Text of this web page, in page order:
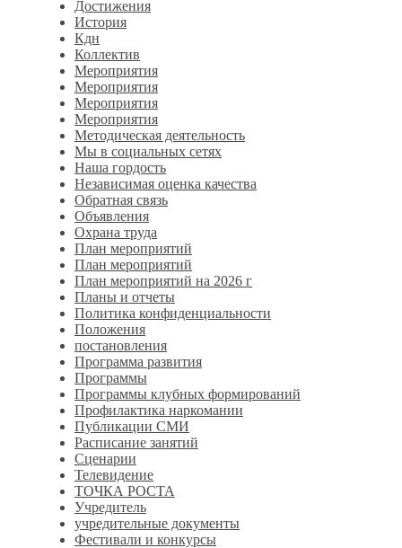
Достижения
История
Кдн
Коллектив
Мероприятия
Мероприятия
Мероприятия
Мероприятия
Методическая деятельность
Мы в социальных сетях
Наша гордость
Независимая оценка качества
Обратная связь
Объявления
Охрана труда
План мероприятий
План мероприятий
План мероприятий на 2026 г
Планы и отчеты
Политика конфиденциальности
Положения
постановления
Программа развития
Программы
Программы клубных формирований
Профилактика наркомании
Публикации СМИ
Расписание занятий
Сценарии
Телевидение
ТОЧКА РОСТА
Учредитель
учредительные документы
Фестивали и конкурсы